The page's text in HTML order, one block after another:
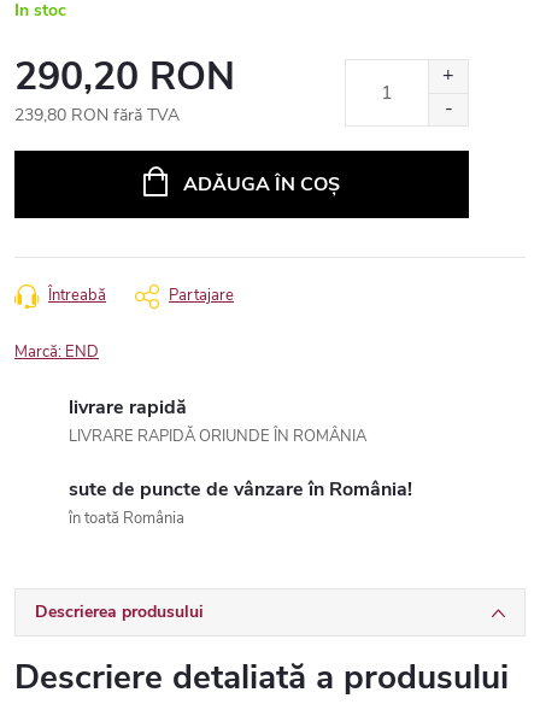
In stoc
290,20 RON
239,80 RON fără TVA
ADĂUGA ÎN COŞ
Întreabă Partajare
Marcă: END
livrare rapidă
LIVRARE RAPIDĂ ORIUNDE ÎN ROMÂNIA
sute de puncte de vânzare în România!
în toată România
Descrierea produsului
Descriere detaliată a produsului